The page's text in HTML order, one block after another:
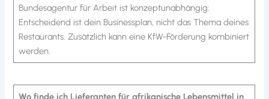
Bundesagentur für Arbeit ist konzeptunabhängig:
Entscheidend ist dein Businessplan, nicht das Thema deines
Restaurants. Zusätzlich kann eine KfW-Förderung kombiniert
werden.
Wo finde ich Lieferanten für afrikanische Lebensmittel in